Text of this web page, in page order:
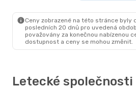
Ceny zobrazené na této stránce byly
posledních 20 dnů pro uvedená
považovány za konečnou nabízenou
dostupnost a ceny se mohou změnit.
Letecké